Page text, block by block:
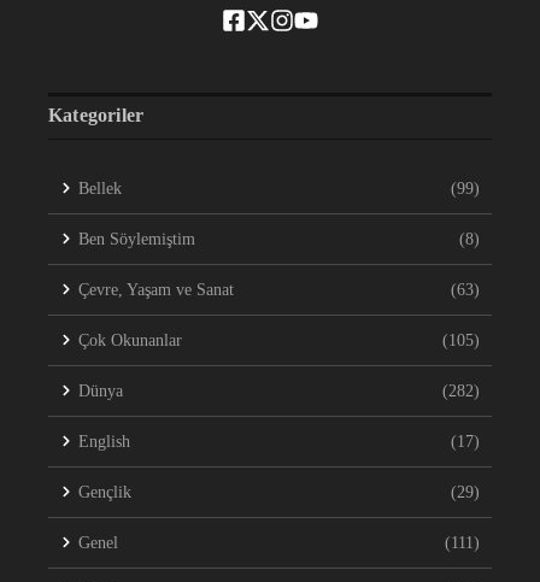
Kategoriler
Bellek (99)
Ben Söylemiştim (8)
Çevre, Yaşam ve Sanat (63)
Çok Okunanlar (105)
Dünya (282)
English (17)
Gençlik (29)
Genel (111)